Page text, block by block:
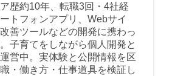
歴約10年、転職3回・4社経
トフォンアプリ、Webサイ
改善ツールなどの開発に携わっ
子育てをしながら個人開発と
営中。実体験と公開情報を区
・働き方・仕事道具を検証し